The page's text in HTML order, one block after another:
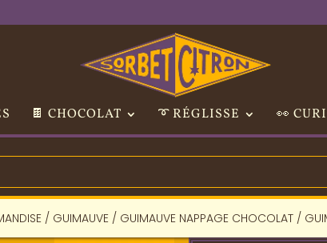
🍫 CHOCOLAT ➰ RÉGLISSE 👀
/ GUIMAUVE / GUIMAUVE NAPPAGE CHOCOLAT /